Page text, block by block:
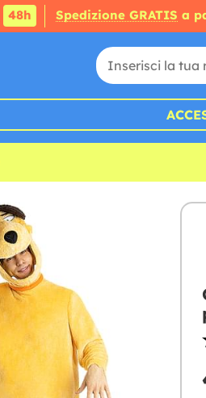
48h Spedizione GRATIS a